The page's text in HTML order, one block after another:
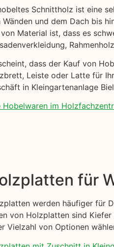
Schnittholz ist eine
Wänden und dem Dach bis
Material ist, dass es
dass der Kauf von
Leiste oder Latte für
in Kleingartenanlage
Hobelwaren im
für
werden häufiger für
von Holzplatten sind Kiefer
Vielzahl von Optionen